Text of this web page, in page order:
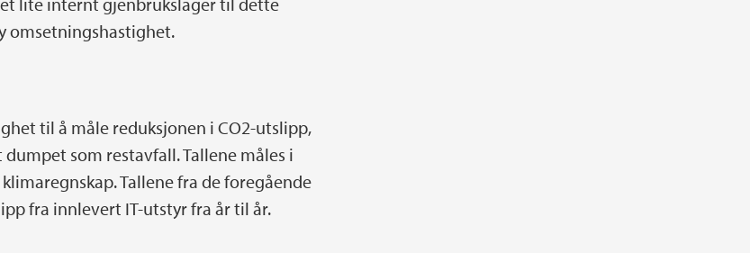
omsetningshastighet.
til å måle reduksjonen i CO2-utslipp,
som restavfall. Tallene måles i
Tallene fra de foregående
fra innlevert IT-utstyr fra år til år.